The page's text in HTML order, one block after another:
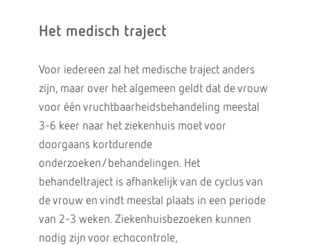
Het medisch traject
Voor iedereen zal het medische traject anders
zijn, maar over het algemeen geldt dat de vrouw
voor één vruchtbaarheidsbehandeling meestal
3-6 keer naar het ziekenhuis moet voor
doorgaans kortdurende
onderzoeken/behandelingen. Het
behandeltraject is afhankelijk van de cyclus van
de vrouw en vindt meestal plaats in een periode
van 2-3 weken. Ziekenhuisbezoeken kunnen
nodig zijn voor echocontrole,